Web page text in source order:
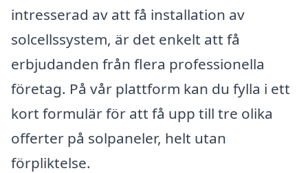
intresserad av att få installation av
solcellssystem, är det enkelt att få
erbjudanden från flera professionella
företag. På vår plattform kan du fylla i ett
kort formulär för att få upp till tre olika
offerter på solpaneler, helt utan
förpliktelse.